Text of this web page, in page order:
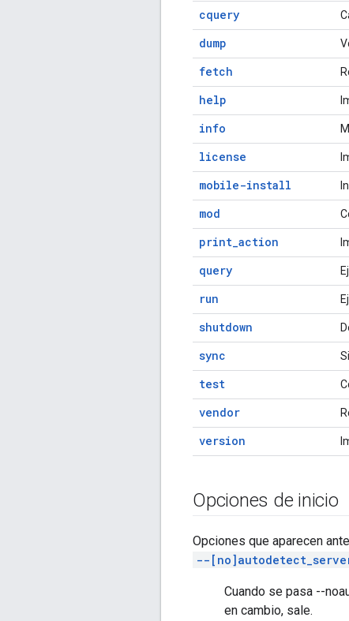
cquery
dump
fetch
help
info
license
mobile-install
mod
print_action
query
run
shutdown
sync
test
vendor
version
Opciones de inicio
Opciones que aparecen
--
Cuando se pasa --
en cambio, sale.